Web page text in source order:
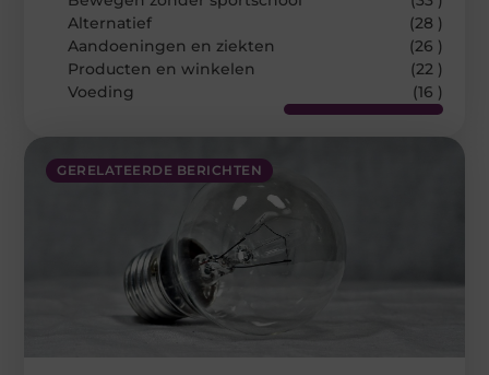
GERELATEERDE BERICHTEN
Alternatief
(28 )
Aandoeningen en ziekten
(26 )
Producten en winkelen
(22 )
Voeding
(16 )